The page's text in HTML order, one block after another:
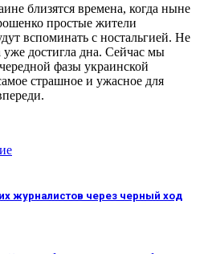
близятся времена, когда ныне
простые жители
вспоминать с ностальгией. Не
уже достигла дна. Сейчас мы
фазы украинской
страшное и ужасное для
журналистов через черный ход